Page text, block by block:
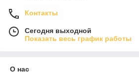
Контакты
Сегодня выходной
Показать весь график работы
О нас